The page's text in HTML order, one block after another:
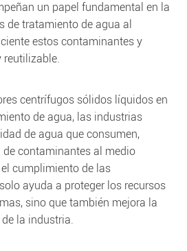
un papel fundamental en la
de tratamiento de agua al
estos contaminantes y
reutilizable.
centrífugos sólidos líquidos en
de agua, las industrias
de agua que consumen,
contaminantes al medio
cumplimiento de las
ayuda a proteger los recursos
sino que también mejora la
la industria.